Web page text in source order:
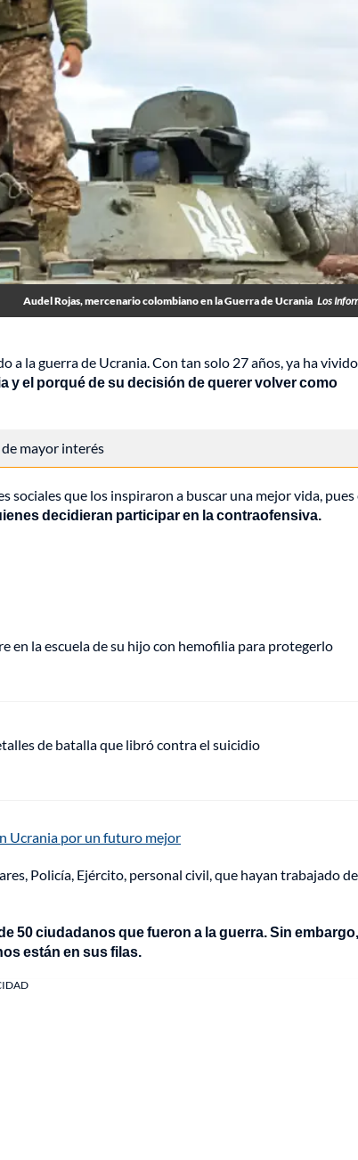
Audel Rojas, mercenario colombiano en la Guerra de Ucrania Los
a la guerra de Ucrania. Con tan solo 27 años, ya ha
y el porqué de su decisión de querer volver como
de mayor interés
sociales que los inspiraron a buscar una mejor vida, pues
decidieran participar en la contraofensiva.
en la escuela de su hijo con hemofilia para protegerlo
de batalla que libró contra el suicidio
Ucrania por un futuro mejor
Policía, Ejército, personal civil, que hayan trabajado de
50 ciudadanos que fueron a la guerra. Sin
están en sus filas.